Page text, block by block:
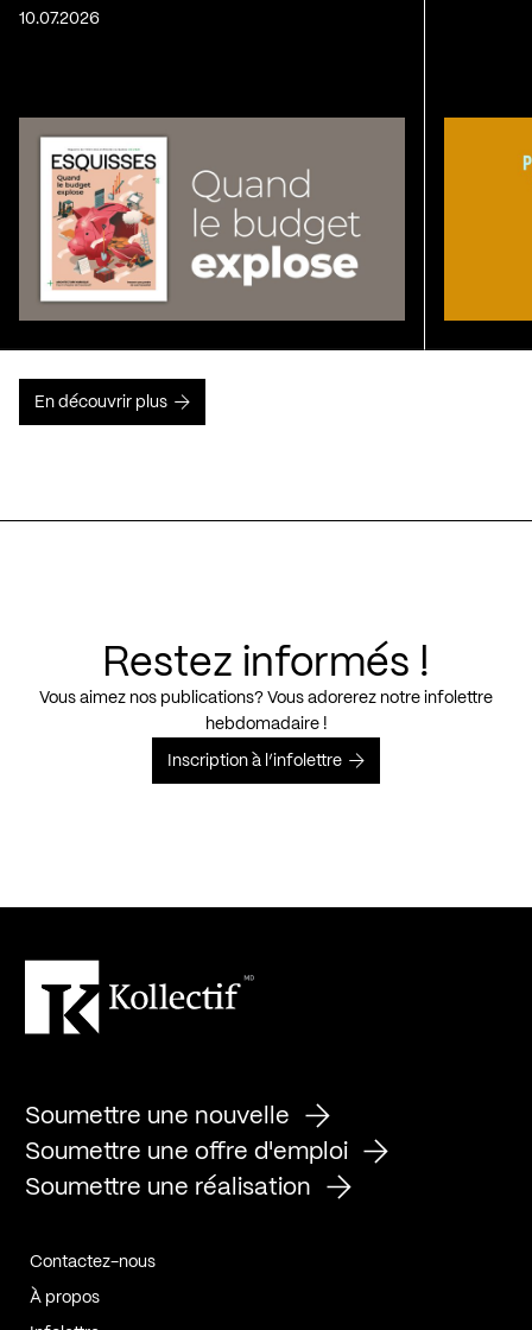
10.07.2026
En découvrir plus
Restez informés !
Vous aimez nos publications? Vous adorerez notre infolettre
hebdomadaire !
Inscription à l’infolettre
Soumettre une nouvelle
Soumettre une offre d'emploi
Soumettre une réalisation
Contactez-nous
À propos